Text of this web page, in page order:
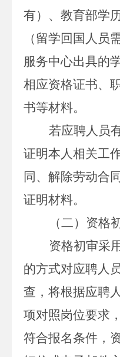
有）、教育部学
（留学回国人员
服务中心出具的
相应资格证书、
书等材料。
若应聘人员
证明本人相关工
同、解除劳动合
证明材料。
（二）资格
资格初审采
的方式对应聘人
查，将根据应聘
项对照岗位要求
符合报名条件，